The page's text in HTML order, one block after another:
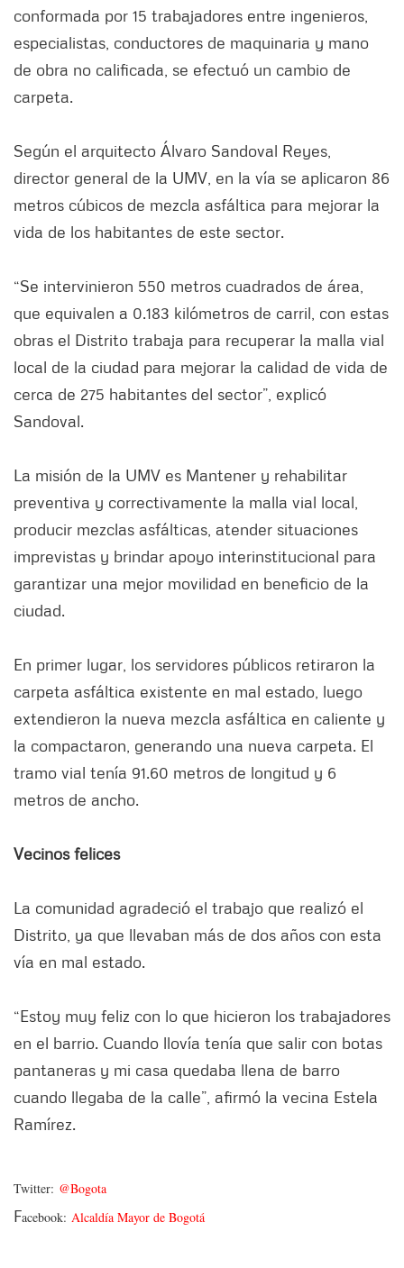
conformada por 15 trabajadores entre ingenieros,
especialistas, conductores de maquinaria y mano
de obra no calificada, se efectuó un cambio de
carpeta.
Según el arquitecto Álvaro Sandoval Reyes,
director general de la UMV, en la vía se aplicaron 86
metros cúbicos de mezcla asfáltica para mejorar la
vida de los habitantes de este sector.
“Se intervinieron 550 metros cuadrados de área,
que equivalen a 0.183 kilómetros de carril, con estas
obras el Distrito trabaja para recuperar la malla vial
local de la ciudad para mejorar la calidad de vida de
cerca de 275 habitantes del sector”, explicó
Sandoval.
La misión de la UMV es Mantener y rehabilitar
preventiva y correctivamente la malla vial local,
producir mezclas asfálticas, atender situaciones
imprevistas y brindar apoyo interinstitucional para
garantizar una mejor movilidad en beneficio de la
ciudad.
En primer lugar, los servidores públicos retiraron la
carpeta asfáltica existente en mal estado, luego
extendieron la nueva mezcla asfáltica en caliente y
la compactaron, generando una nueva carpeta. El
tramo vial tenía 91.60 metros de longitud y 6
metros de ancho.
Vecinos felices
La comunidad agradeció el trabajo que realizó el
Distrito, ya que llevaban más de dos años con esta
vía en mal estado.
“Estoy muy feliz con lo que hicieron los trabajadores
en el barrio. Cuando llovía tenía que salir con botas
pantaneras y mi casa quedaba llena de barro
cuando llegaba de la calle”, afirmó la vecina Estela
Ramírez.
Twitter: @Bogota
Facebook: Alcaldía Mayor de Bogotá